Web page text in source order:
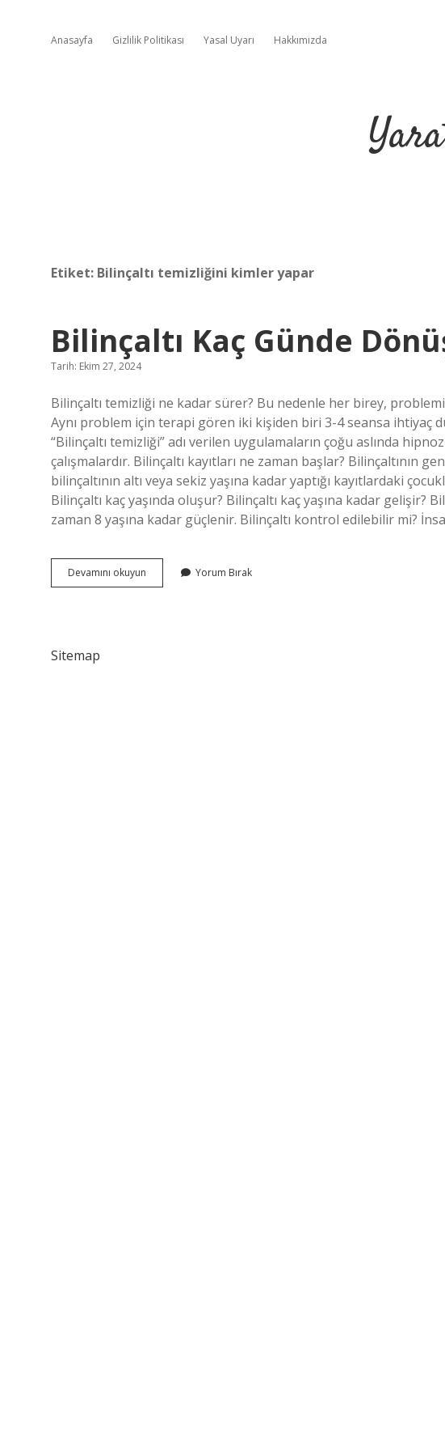
Anasayfa Gizlilik Politikası Yasal Uyarı Hakkımızda
Etiket: Bilinçaltı temizliğini kimler yapar
Bilinçaltı Kaç Günde
Tarih: Ekim 27, 2024
Bilinçaltı temizliği ne kadar sürer? Bu nedenle her birey,
Aynı problem için terapi gören iki kişiden biri 3-4 seansa ihtiyaç
“Bilinçaltı temizliği” adı verilen uygulamaların çoğu aslında
çalışmalardır. Bilinçaltı kayıtları ne zaman başlar? Bilinçaltının
bilinçaltının altı veya sekiz yaşına kadar yaptığı kayıtlardaki
Bilinçaltı kaç yaşında oluşur? Bilinçaltı kaç yaşına kadar gelişir?
zaman 8 yaşına kadar güçlenir. Bilinçaltı kontrol edilebilir mi?
Devamını okuyun Bilinçaltı
Kaç
Yorum Bırak
Sitemap